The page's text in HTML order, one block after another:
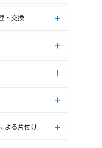
・交換
よる片付け